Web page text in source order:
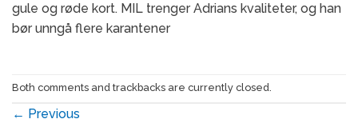
gule og røde kort. MIL trenger Adrians kvaliteter, og han
bør unngå flere karantener
Both comments and trackbacks are currently closed.
← Previous